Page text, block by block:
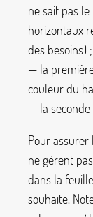
ne sait pas
horizontaux
des besoins) ;
— la
couleur du
— la seconde
Pour assurer
ne gèrent
dans la
souhaite.